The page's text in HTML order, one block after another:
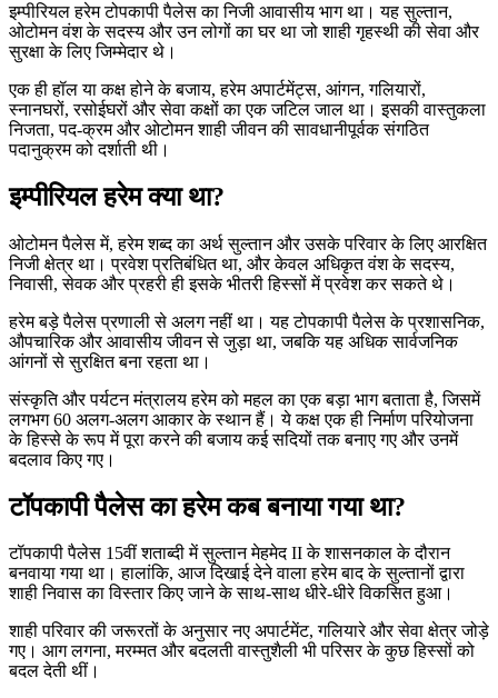
इम्पीरियल हरेम टोपकापी पैलेस का निजी आवासीय भाग था। यह सुल्तान,
ओटोमन वंश के सदस्य और उन लोगों का घर था जो शाही गृहस्थी की सेवा और
सुरक्षा के लिए जिम्मेदार थे।
एक ही हॉल या कक्ष होने के बजाय, हरेम अपार्टमेंट्स, आंगन, गलियारों,
स्नानघरों, रसोईघरों और सेवा कक्षों का एक जटिल जाल था। इसकी वास्तुकला
निजता, पद-क्रम और ओटोमन शाही जीवन की सावधानीपूर्वक संगठित
पदानुक्रम को दर्शाती थी।
इम्पीरियल हरेम क्या था?
ओटोमन पैलेस में, हरेम शब्द का अर्थ सुल्तान और उसके परिवार के लिए आरक्षित
निजी क्षेत्र था। प्रवेश प्रतिबंधित था, और केवल अधिकृत वंश के सदस्य,
निवासी, सेवक और प्रहरी ही इसके भीतरी हिस्सों में प्रवेश कर सकते थे।
हरेम बड़े पैलेस प्रणाली से अलग नहीं था। यह टोपकापी पैलेस के प्रशासनिक,
औपचारिक और आवासीय जीवन से जुड़ा था, जबकि यह अधिक सार्वजनिक
आंगनों से सुरक्षित बना रहता था।
संस्कृति और पर्यटन मंत्रालय हरेम को महल का एक बड़ा भाग बताता है, जिसमें
लगभग 60 अलग-अलग आकार के स्थान हैं। ये कक्ष एक ही निर्माण परियोजना
के हिस्से के रूप में पूरा करने की बजाय कई सदियों तक बनाए गए और उनमें
बदलाव किए गए।
टॉपकापी पैलेस का हरेम कब बनाया गया था?
टॉपकापी पैलेस 15वीं शताब्दी में सुल्तान मेहमेद II के शासनकाल के दौरान
बनवाया गया था। हालांकि, आज दिखाई देने वाला हरेम बाद के सुल्तानों द्वारा
शाही निवास का विस्तार किए जाने के साथ-साथ धीरे-धीरे विकसित हुआ।
शाही परिवार की जरूरतों के अनुसार नए अपार्टमेंट, गलियारे और सेवा क्षेत्र जोड़े
गए। आग लगना, मरम्मत और बदलती वास्तुशैली भी परिसर के कुछ हिस्सों को
बदल देती थीं।